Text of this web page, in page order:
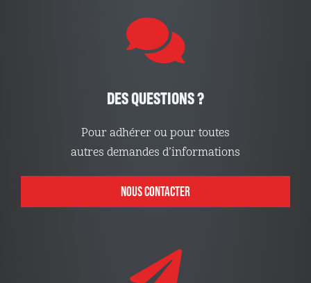
DES QUESTIONS ?
Pour adhérer ou pour toutes
autres demandes d’informations
NOUS CONTACTER